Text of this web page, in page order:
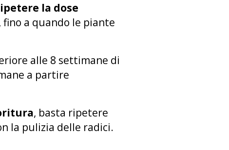
la dose
fino a quando le piante
alle 8 settimane di
a partire
, basta ripetere
la pulizia delle radici.